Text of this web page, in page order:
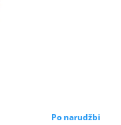
Po narudžbi